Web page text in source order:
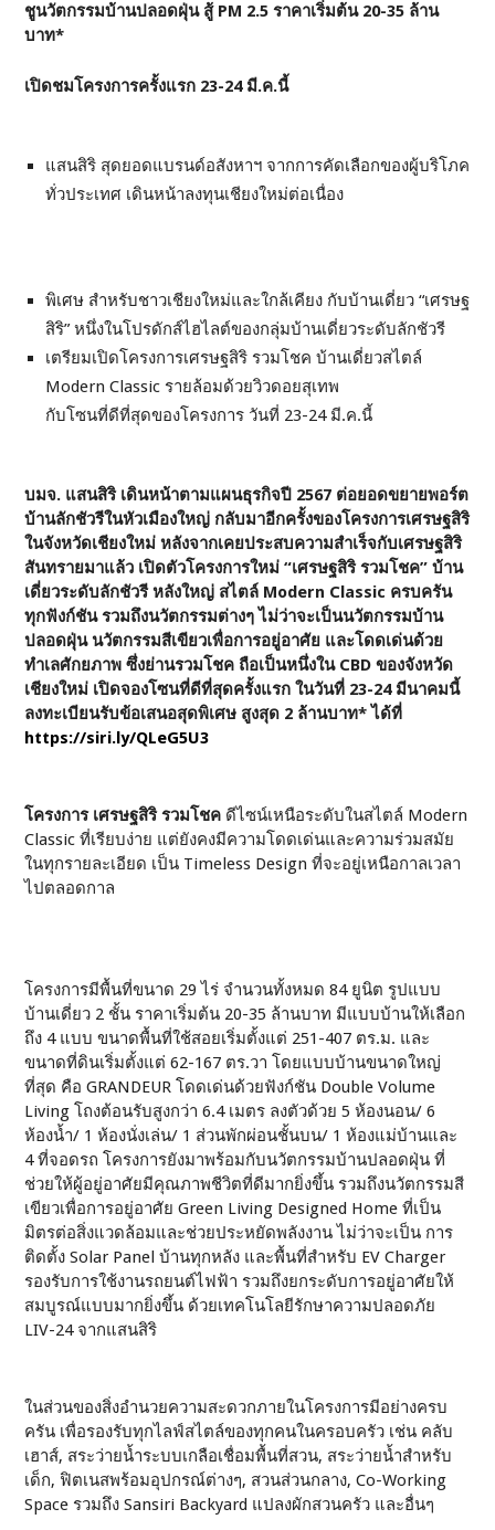
ชูนวัตกรรมบ้านปลอดฝุ่น สู้ PM 2.5 ราคาเริ่มต้น 20-35 ล้าน
บาท*
เปิดชมโครงการครั้งแรก 23-24 มี.ค.นี้
แสนสิริ สุดยอดแบรนด์อสังหาฯ จากการคัดเลือกของผู้บริโภค
ทั่วประเทศ เดินหน้าลงทุนเชียงใหม่ต่อเนื่อง
พิเศษ สำหรับชาวเชียงใหม่และใกล้เคียง กับบ้านเดี่ยว “เศรษฐ
สิริ” หนึ่งในโปรดักส์ไฮไลต์ของกลุ่มบ้านเดี่ยวระดับลักชัวรี
เตรียมเปิดโครงการเศรษฐสิริ รวมโชค บ้านเดี่ยวสไตล์
Modern Classic รายล้อมด้วยวิวดอยสุเทพ
กับโซนที่ดีที่สุดของโครงการ วันที่ 23-24 มี.ค.นี้
บมจ. แสนสิริ เดินหน้าตามแผนธุรกิจปี 2567 ต่อยอดขยายพอร์ต
บ้านลักชัวรีในหัวเมืองใหญ่ กลับมาอีกครั้งของโครงการเศรษฐสิริ
ในจังหวัดเชียงใหม่ หลังจากเคยประสบความสำเร็จกับเศรษฐสิริ
สันทรายมาแล้ว เปิดตัวโครงการใหม่ “เศรษฐสิริ รวมโชค” บ้าน
เดี่ยวระดับลักชัวรี หลังใหญ่ สไตล์ Modern Classic ครบครัน
ทุกฟังก์ชัน รวมถึงนวัตกรรมต่างๆ ไม่ว่าจะเป็นนวัตกรรมบ้าน
ปลอดฝุ่น นวัตกรรมสีเขียวเพื่อการอยู่อาศัย และโดดเด่นด้วย
ทำเลศักยภาพ ซึ่งย่านรวมโชค ถือเป็นหนึ่งใน CBD ของจังหวัด
เชียงใหม่ เปิดจองโซนที่ดีที่สุดครั้งแรก ในวันที่ 23-24 มีนาคมนี้
ลงทะเบียนรับข้อเสนอสุดพิเศษ สูงสุด 2 ล้านบาท* ได้ที่
https://siri.ly/QLeG5U3
โครงการ เศรษฐสิริ รวมโชค ดีไซน์เหนือระดับในสไตล์ Modern
Classic ที่เรียบง่าย แต่ยังคงมีความโดดเด่นและความร่วมสมัย
ในทุกรายละเอียด เป็น Timeless Design ที่จะอยู่เหนือกาลเวลา
ไปตลอดกาล
โครงการมีพื้นที่ขนาด 29 ไร่ จำนวนทั้งหมด 84 ยูนิต รูปแบบ
บ้านเดี่ยว 2 ชั้น ราคาเริ่มต้น 20-35 ล้านบาท มีแบบบ้านให้เลือก
ถึง 4 แบบ ขนาดพื้นที่ใช้สอยเริ่มตั้งแต่ 251-407 ตร.ม. และ
ขนาดที่ดินเริ่มตั้งแต่ 62-167 ตร.วา โดยแบบบ้านขนาดใหญ่
ที่สุด คือ GRANDEUR โดดเด่นด้วยฟังก์ชัน Double Volume
Living โถงต้อนรับสูงกว่า 6.4 เมตร ลงตัวด้วย 5 ห้องนอน/ 6
ห้องน้ำ/ 1 ห้องนั่งเล่น/ 1 ส่วนพักผ่อนชั้นบน/ 1 ห้องแม่บ้านและ
4 ที่จอดรถ โครงการยังมาพร้อมกับนวัตกรรมบ้านปลอดฝุ่น ที่
ช่วยให้ผู้อยู่อาศัยมีคุณภาพชีวิตที่ดีมากยิ่งขึ้น รวมถึงนวัตกรรมสี
เขียวเพื่อการอยู่อาศัย Green Living Designed Home ที่เป็น
มิตรต่อสิ่งแวดล้อมและช่วยประหยัดพลังงาน ไม่ว่าจะเป็น การ
ติดตั้ง Solar Panel บ้านทุกหลัง และพื้นที่สำหรับ EV Charger
รองรับการใช้งานรถยนต์ไฟฟ้า รวมถึงยกระดับการอยู่อาศัยให้
สมบูรณ์แบบมากยิ่งขึ้น ด้วยเทคโนโลยีรักษาความปลอดภัย
LIV-24 จากแสนสิริ
ในส่วนของสิ่งอำนวยความสะดวกภายในโครงการมีอย่างครบ
ครัน เพื่อรองรับทุกไลฟ์สไตล์ของทุกคนในครอบครัว เช่น คลับ
เฮาส์, สระว่ายน้ำระบบเกลือเชื่อมพื้นที่สวน, สระว่ายน้ำสำหรับ
เด็ก, ฟิตเนสพร้อมอุปกรณ์ต่างๆ, สวนส่วนกลาง, Co-Working
Space รวมถึง Sansiri Backyard แปลงผักสวนครัว และอื่นๆ